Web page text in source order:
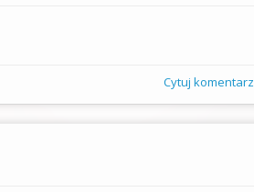
Cytuj komentarz